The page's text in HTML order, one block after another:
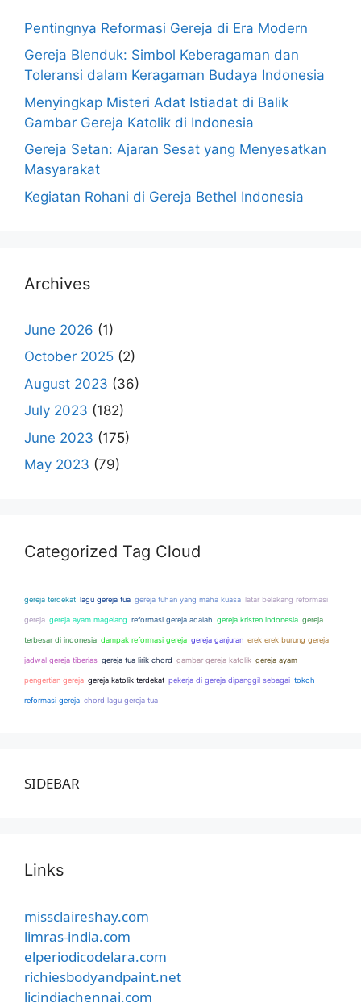
Pentingnya Reformasi Gereja di Era Modern
Gereja Blenduk: Simbol Keberagaman dan
Toleransi dalam Keragaman Budaya Indonesia
Menyingkap Misteri Adat Istiadat di Balik
Gambar Gereja Katolik di Indonesia
Gereja Setan: Ajaran Sesat yang Menyesatkan
Masyarakat
Kegiatan Rohani di Gereja Bethel Indonesia
Archives
June 2026 (1)
October 2025 (2)
August 2023 (36)
July 2023 (182)
June 2023 (175)
May 2023 (79)
Categorized Tag Cloud
gereja terdekat lagu gereja tua gereja tuhan yang maha kuasa latar belakang reformasi
gereja gereja ayam magelang reformasi gereja adalah gereja kristen indonesia gereja
terbesar di indonesia dampak reformasi gereja gereja ganjuran erek erek burung gereja
jadwal gereja tiberias gereja tua lirik chord gambar gereja katolik gereja ayam
pengertian gereja gereja katolik terdekat pekerja di gereja dipanggil sebagai tokoh
reformasi gereja chord lagu gereja tua
SIDEBAR
Links
missclaireshay.com
limras-india.com
elperiodicodelara.com
richiesbodyandpaint.net
licindiachennai.com